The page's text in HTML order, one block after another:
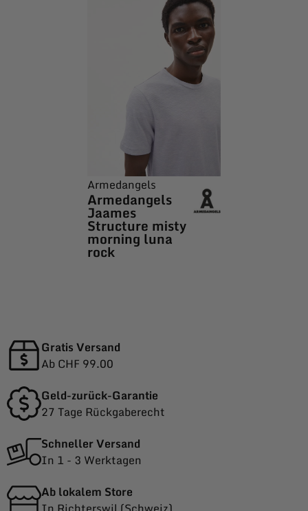
Armedangels
Armedangels
Jaames
Structure misty
morning luna
rock
Gratis Versand
Ab CHF 99.00
Geld-zurück-Garantie
27 Tage Rückgaberecht
Schneller Versand
In 1 - 3 Werktagen
Ab lokalem Store